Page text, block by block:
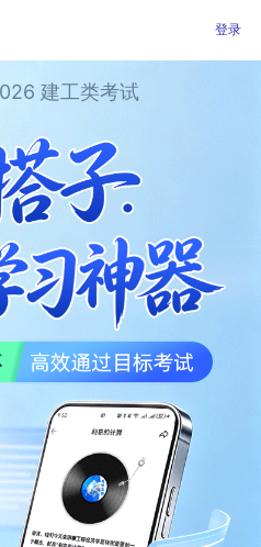
登录
建工类考试